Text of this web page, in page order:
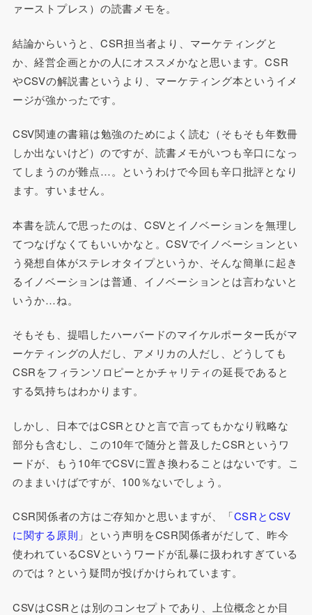
ァーストプレス）の読書メモを。
結論からいうと、CSR担当者より、マーケティングと
か、経営企画とかの人にオススメかなと思います。CSR
やCSVの解説書というより、マーケティング本というイメ
ージが強かったです。
CSV関連の書籍は勉強のためによく読む（そもそも年数冊
しか出ないけど）のですが、読書メモがいつも辛口になっ
てしまうのが難点…。というわけで今回も辛口批評となり
ます。すいません。
本書を読んで思ったのは、CSVとイノベーションを無理し
てつなげなくてもいいかなと。CSVでイノベーションとい
う発想自体がステレオタイプというか、そんな簡単に起き
るイノベーションは普通、イノベーションとは言わないと
いうか…ね。
そもそも、提唱したハーバードのマイケルポーター氏がマ
ーケティングの人だし、アメリカの人だし、どうしても
CSRをフィランソロピーとかチャリティの延長であると
する気持ちはわかります。
しかし、日本ではCSRとひと言で言ってもかなり戦略な
部分も含むし、この10年で随分と普及したCSRというワ
ードが、もう10年でCSVに置き換わることはないです。こ
のままいけばですが、100％ないでしょう。
CSR関係者の方はご存知かと思いますが、「CSRとCSV
に関する原則 」という声明をCSR関係者がだして、昨今
使われているCSVというワードが乱暴に扱われすぎている
のでは？という疑問が投げかけられています。
CSVはCSRとは別のコンセプトであり、上位概念とか目